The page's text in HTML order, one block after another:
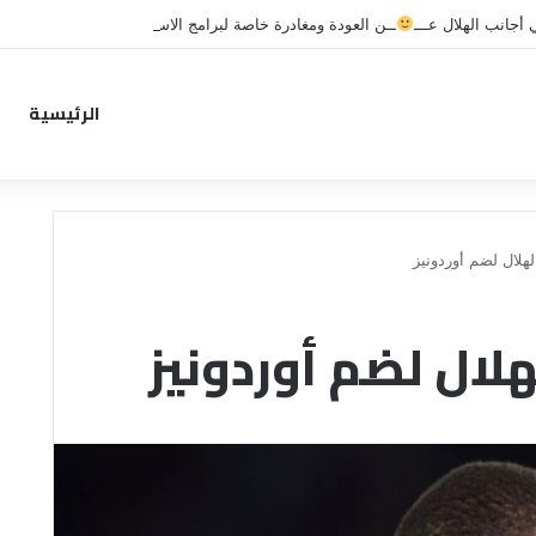
الهلال عـــ ــن العودة ومغادرة خاصة لبرامج الاستشفاء والتأهيل
الرئيسية
لضم أوردونيز
لضم أوردونيز